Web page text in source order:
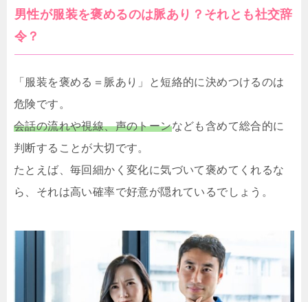
男性が服装を褒めるのは脈あり？それとも社交辞
令？
「服装を褒める＝脈あり」と短絡的に決めつけるのは
危険です。
会話の流れや視線、声のトーンなども含めて総合的に
判断することが大切です。
たとえば、毎回細かく変化に気づいて褒めてくれるな
ら、それは高い確率で好意が隠れているでしょう。